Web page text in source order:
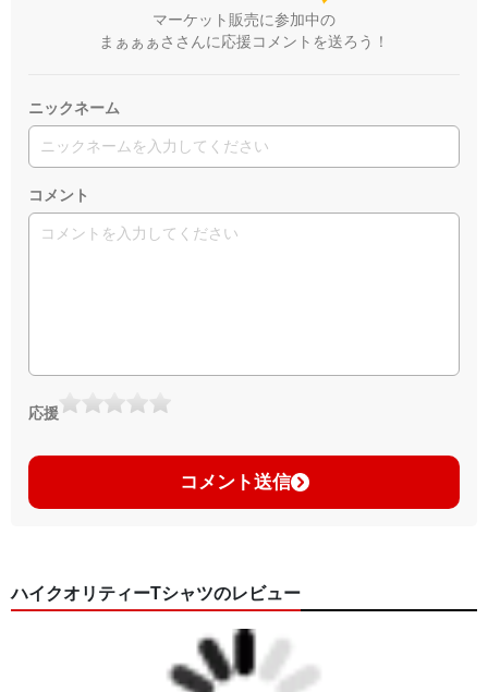
マーケット販売に参加中の
まぁぁぁささんに応援コメントを送ろう！
ニックネーム
コメント
応援
コメント送信
ハイクオリティーTシャツのレビュー